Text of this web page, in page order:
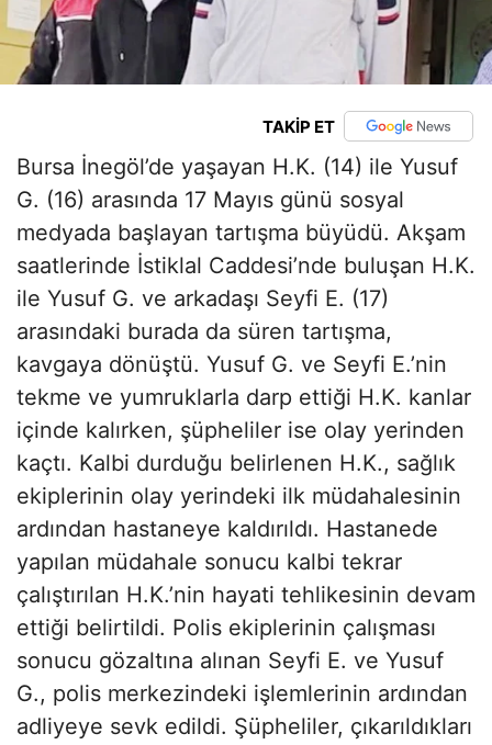
TAKİP ET
Bursa İnegöl’de yaşayan H.K. (14) ile Yusuf
G. (16) arasında 17 Mayıs günü sosyal
medyada başlayan tartışma büyüdü. Akşam
saatlerinde İstiklal Caddesi’nde buluşan H.K.
ile Yusuf G. ve arkadaşı Seyfi E. (17)
arasındaki burada da süren tartışma,
kavgaya dönüştü. Yusuf G. ve Seyfi E.’nin
tekme ve yumruklarla darp ettiği H.K. kanlar
içinde kalırken, şüpheliler ise olay yerinden
kaçtı. Kalbi durduğu belirlenen H.K., sağlık
ekiplerinin olay yerindeki ilk müdahalesinin
ardından hastaneye kaldırıldı. Hastanede
yapılan müdahale sonucu kalbi tekrar
çalıştırılan H.K.’nin hayati tehlikesinin devam
ettiği belirtildi. Polis ekiplerinin çalışması
sonucu gözaltına alınan Seyfi E. ve Yusuf
G., polis merkezindeki işlemlerinin ardından
adliyeye sevk edildi. Şüpheliler, çıkarıldıkları